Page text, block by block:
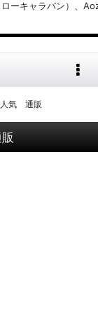
キャラバン）、
人気 通販